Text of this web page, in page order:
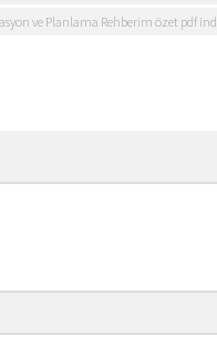
ve Planlama Rehberim özet pdf